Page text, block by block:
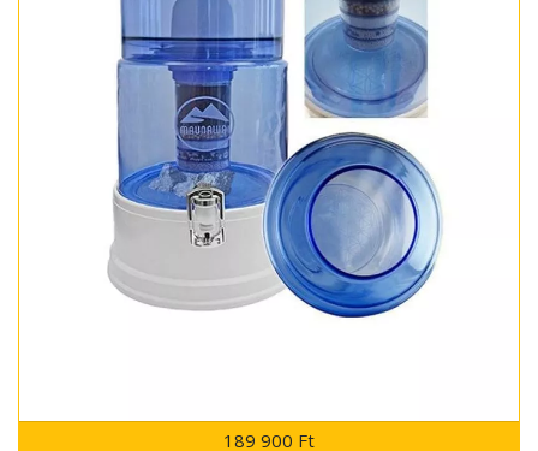
189 900 Ft